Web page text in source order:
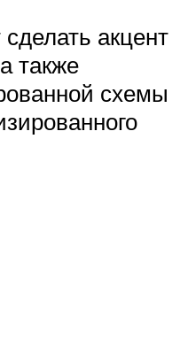
акцент
также
схемы